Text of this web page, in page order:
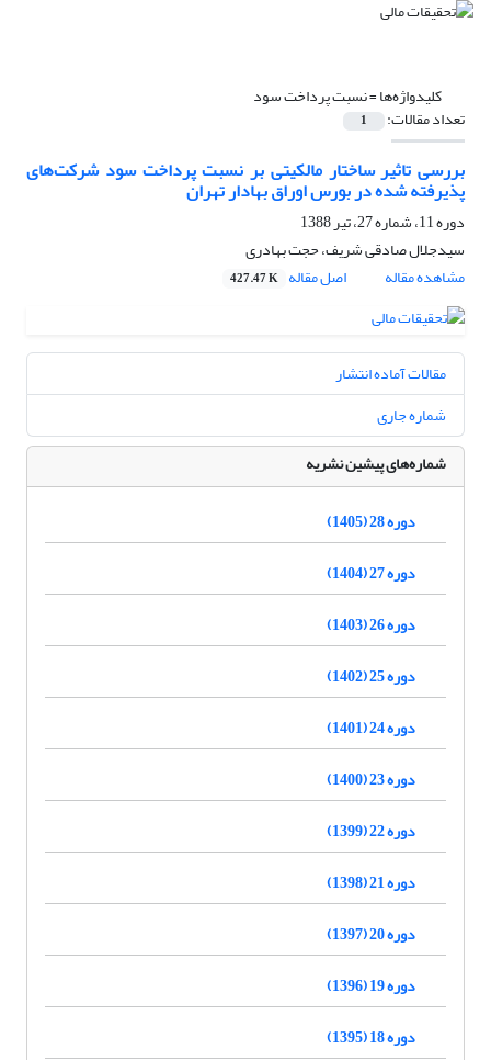
کلیدواژه‌ها =نسبت پرداخت سود
تعداد مقالات: 1
بررسی تاثیر ساختار مالکیتی بر نسبت پرداخت سود شرکت‌های
پذیرفته شده در بورس اوراق بهادار تهران
دوره 11، شماره 27، تیر 1388
سیدجلال صادقی شریف، حجت بهادری
مشاهده مقاله
اصل مقاله 427.47 K
مقالات آماده انتشار
شماره جاری
شماره‌های پیشین نشریه
دوره 28 (1405)
دوره 27 (1404)
دوره 26 (1403)
دوره 25 (1402)
دوره 24 (1401)
دوره 23 (1400)
دوره 22 (1399)
دوره 21 (1398)
دوره 20 (1397)
دوره 19 (1396)
دوره 18 (1395)